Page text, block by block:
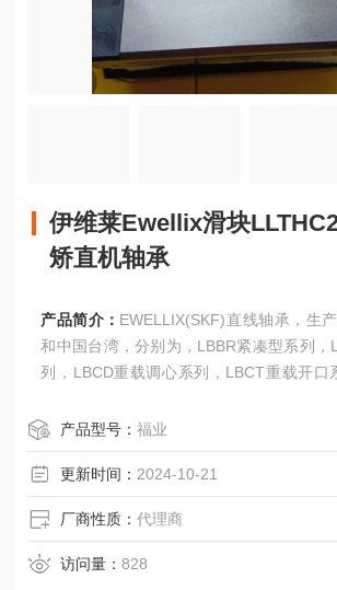
伊维莱Ewellix滑块
矫直机轴承
产品简介： EWELLIX(SKF)直线轴承，生
和中国台湾，分别为，LBBR紧凑型系列，
列，LBCD重载调心系列，LBCT重载开口
产品型号：福业
更新时间： 2024-10-21
厂商性质：代理商
访问量：828